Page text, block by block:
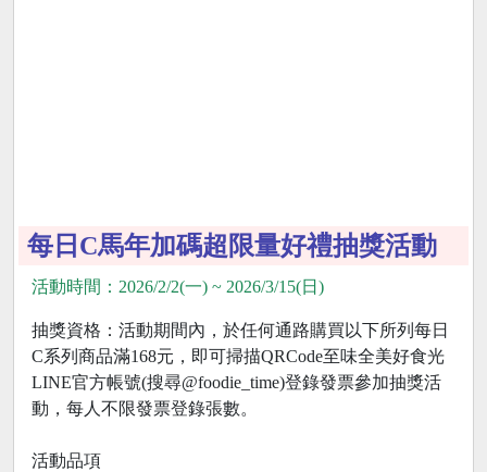
每日C馬年加碼超限量好禮抽獎活動
活動時間：2026/2/2(一) ~ 2026/3/15(日)
抽獎資格：活動期間內，於任何通路購買以下所列每日
C系列商品滿168元，即可掃描QRCode至味全美好食光
LINE官方帳號(搜尋@foodie_time)登錄發票參加抽獎活
動，每人不限發票登錄張數。
活動品項